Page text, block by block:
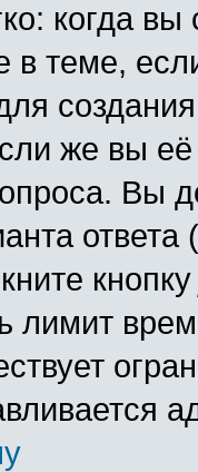
когда
теме,
же вы её
Вы
ответа
лимит